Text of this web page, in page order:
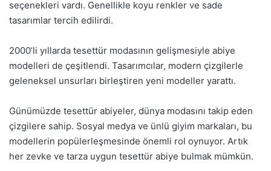
seçenekleri vardı. Genellikle koyu renkler ve sade
tasarımlar tercih edilirdi.
2000’li yıllarda tesettür modasının gelişmesiyle abiye
modelleri de çeşitlendi. Tasarımcılar, modern çizgilerle
geleneksel unsurları birleştiren yeni modeller yarattı.
Günümüzde tesettür abiyeler, dünya modasını takip eden
çizgilere sahip. Sosyal medya ve ünlü giyim markaları, bu
modellerin popülerleşmesinde önemli rol oynuyor. Artık
her zevke ve tarza uygun tesettür abiye bulmak mümkün.